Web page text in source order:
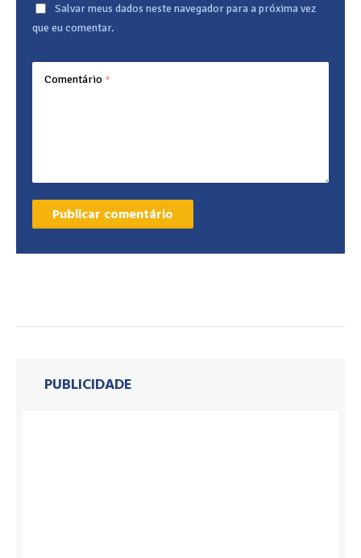
Salvar meus dados neste navegador para a próxima vez
que eu comentar.
Comentário *
PUBLICIDADE